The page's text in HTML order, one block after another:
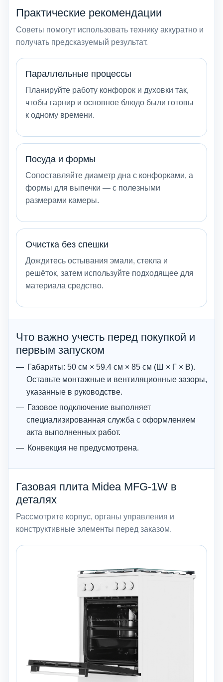
Практические рекомендации
Советы помогут использовать технику аккуратно и
получать предсказуемый результат.
Параллельные процессы
Планируйте работу конфорок и духовки так,
чтобы гарнир и основное блюдо были готовы
к одному времени.
Посуда и формы
Сопоставляйте диаметр дна с конфорками, а
формы для выпечки — с полезными
размерами камеры.
Очистка без спешки
Дождитесь остывания эмали, стекла и
решёток, затем используйте подходящее для
материала средство.
Что важно учесть перед покупкой и
первым запуском
Габариты: 50 см × 59.4 см × 85 см (Ш × Г × В).
Оставьте монтажные и вентиляционные зазоры,
указанные в руководстве.
Газовое подключение выполняет
специализированная служба с оформлением
акта выполненных работ.
Конвекция не предусмотрена.
Газовая плита Midea MFG-1W в
деталях
Рассмотрите корпус, органы управления и
конструктивные элементы перед заказом.